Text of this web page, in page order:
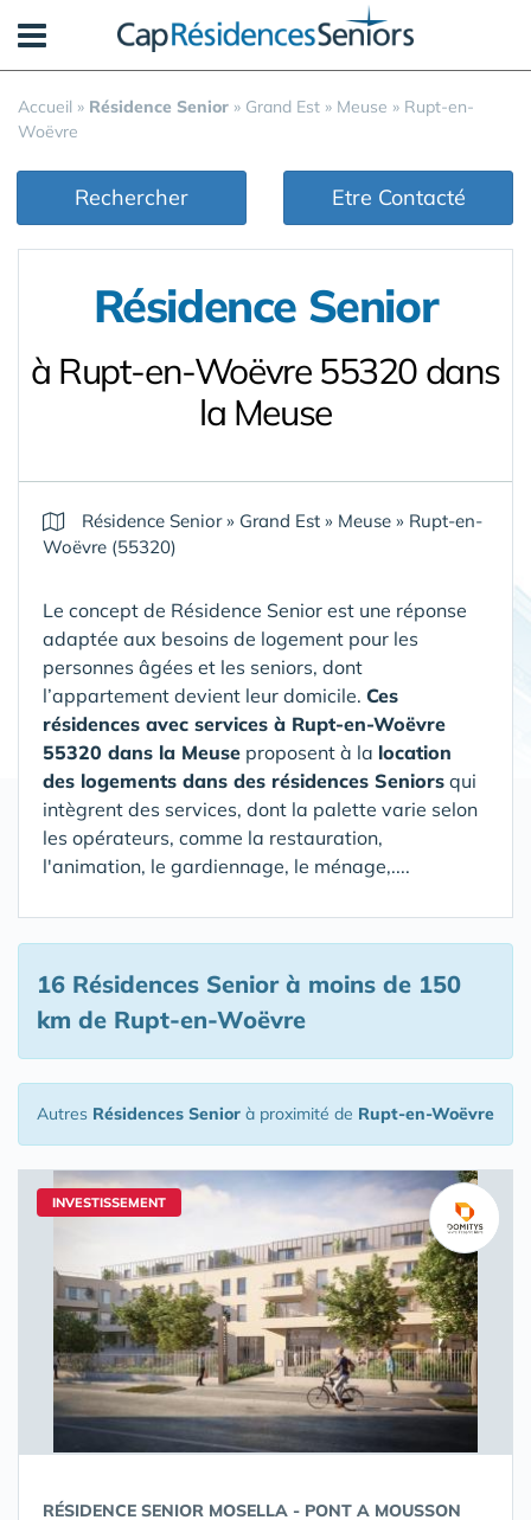
Accueil » Résidence Senior » Grand Est » Meuse » Rupt-en-
Woëvre
Rechercher Etre Contacté
Résidence Senior
à Rupt-en-Woëvre 55320 dans
la Meuse
Résidence Senior» Grand Est » Meuse » Rupt-en-
Woëvre (55320)
Le concept de Résidence Senior est une réponse
adaptée aux besoins de logement pour les
personnes âgées et les seniors, dont
l’appartement devient leur domicile. Ces
résidences avec services à Rupt-en-Woëvre
55320 dans la Meuse proposent à la location
des logements dans des résidences Seniors qui
intègrent des services, dont la palette varie selon
les opérateurs, comme la restauration,
l'animation, le gardiennage, le ménage,....
16 Résidences Seniorà moins de 150
km de Rupt-en-Woëvre
Autres Résidences Senior à proximité de Rupt-en-Woëvre
INVESTISSEMENT
RÉSIDENCE SENIOR MOSELLA - PONT A MOUSSON